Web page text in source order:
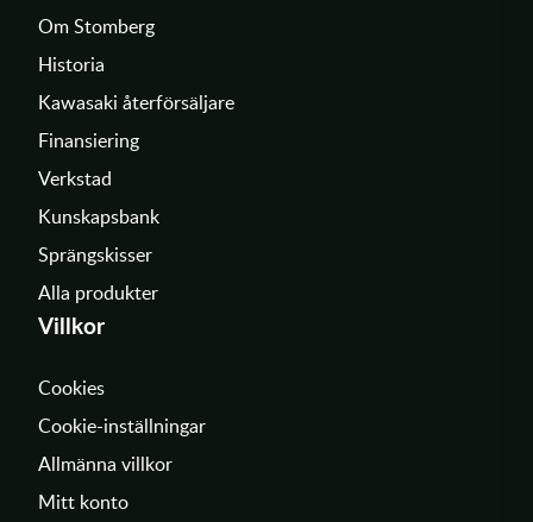
Om Stomberg
Historia
Kawasaki återförsäljare
Finansiering
Verkstad
Kunskapsbank
Sprängskisser
Alla produkter
Villkor
Cookies
Cookie-inställningar
Allmänna villkor
Mitt konto